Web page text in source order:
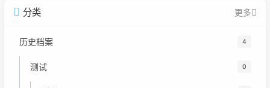
分类 更多
历史档案 4
测试 0